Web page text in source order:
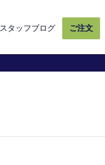
スタッフブログ ご注文